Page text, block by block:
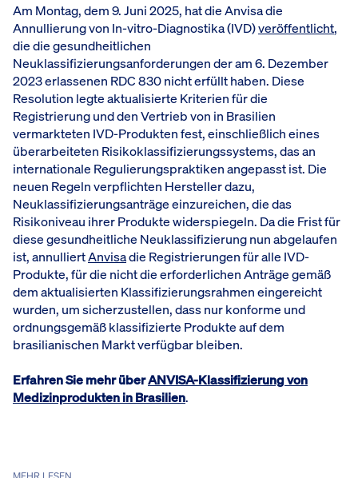
Am Montag, dem 9. Juni 2025, hat die Anvisa die
Annullierung von In-vitro-Diagnostika (IVD)veröffentlicht,
die die gesundheitlichen
Neuklassifizierungsanforderungen der am 6. Dezember
2023 erlassenen RDC 830 nicht erfüllt haben. Diese
Resolution legte aktualisierte Kriterien für die
Registrierung und den Vertrieb von in Brasilien
vermarkteten IVD-Produkten fest, einschließlich eines
überarbeiteten Risikoklassifizierungssystems, das an
internationale Regulierungspraktiken angepasst ist. Die
neuen Regeln verpflichten Hersteller dazu,
Neuklassifizierungsanträge einzureichen, die das
Risikoniveau ihrer Produkte widerspiegeln. Da die Frist für
diese gesundheitliche Neuklassifizierung nun abgelaufen
ist, annulliertAnvisadie Registrierungen für alle IVD-
Produkte, für die nicht die erforderlichen Anträge gemäß
dem aktualisierten Klassifizierungsrahmen eingereicht
wurden, um sicherzustellen, dass nur konforme und
ordnungsgemäß klassifizierte Produkte auf dem
brasilianischen Markt verfügbar bleiben.
Erfahren Sie mehr überANVISA-Klassifizierung von
Medizinprodukten in Brasilien.